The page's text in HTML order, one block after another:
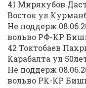
41 Мирякубов
Восток ул
Не поддерж
вольво РФ-КР
42 Токтобаев
Карабалта ул
Не поддерж
вольво РК-КР